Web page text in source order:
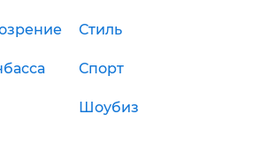
Стиль
Спорт
Шоубиз